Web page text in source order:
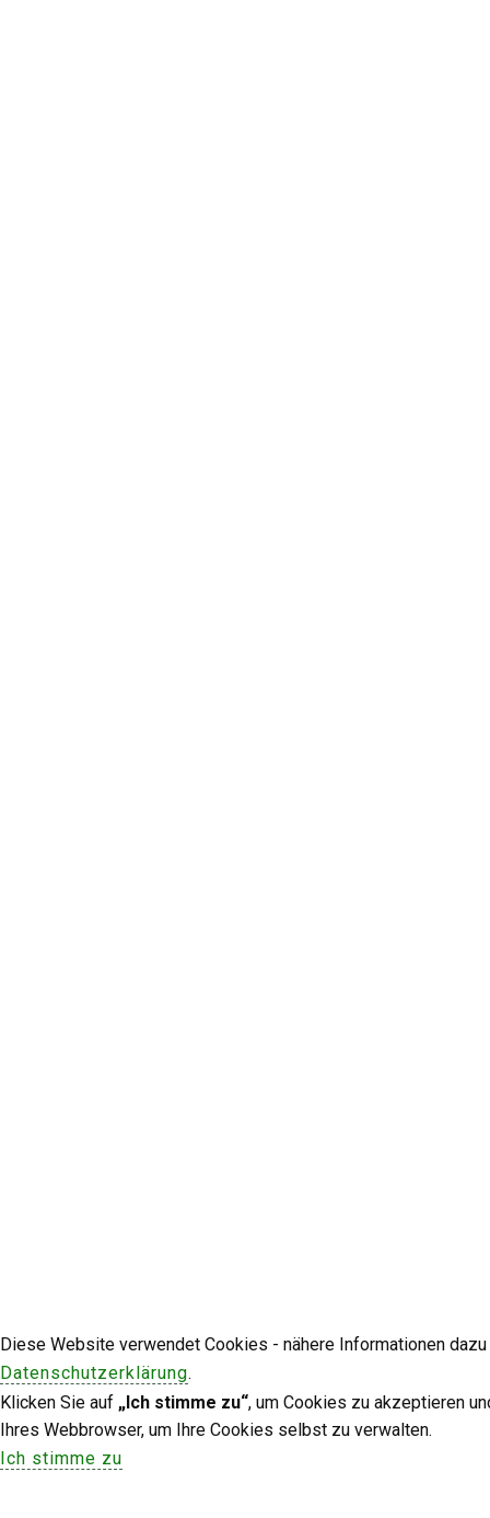
Diese Website verwendet Cookies - nähere Informationen
Datenschutzerklärung.
Klicken Sie auf „Ich stimme zu“, um Cookies zu akzeptieren
Ihres Webbrowser, um Ihre Cookies selbst zu verwalten.
Ich stimme zu